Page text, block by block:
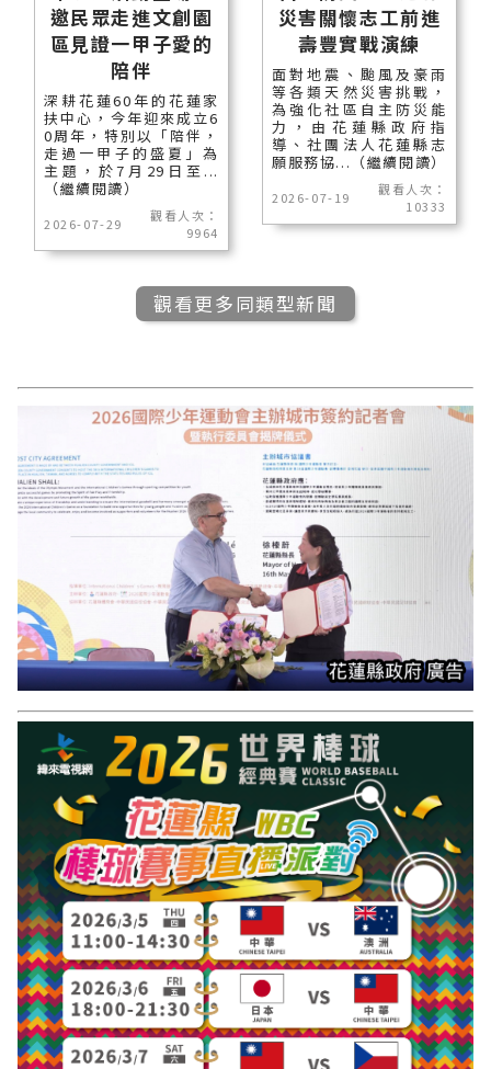
邀民眾走進文創園
區見證一甲子愛的
陪伴
深耕花蓮60年的花蓮家
扶中心，今年迎來成立6
0周年，特別以「陪伴，
走過一甲子的盛夏」為
主題，於7月29日至...
（繼續閱讀）
2026-07-29
觀看人次：
9964
災害關懷志工前進
壽豐實戰演練
面對地震、颱風及豪雨
等各類天然災害挑戰，
為強化社區自主防災能
力，由花蓮縣政府指
導、社團法人花蓮縣志
願服務協...（繼續閱讀）
2026-07-19
觀看人次：
10333
觀看更多同類型新聞